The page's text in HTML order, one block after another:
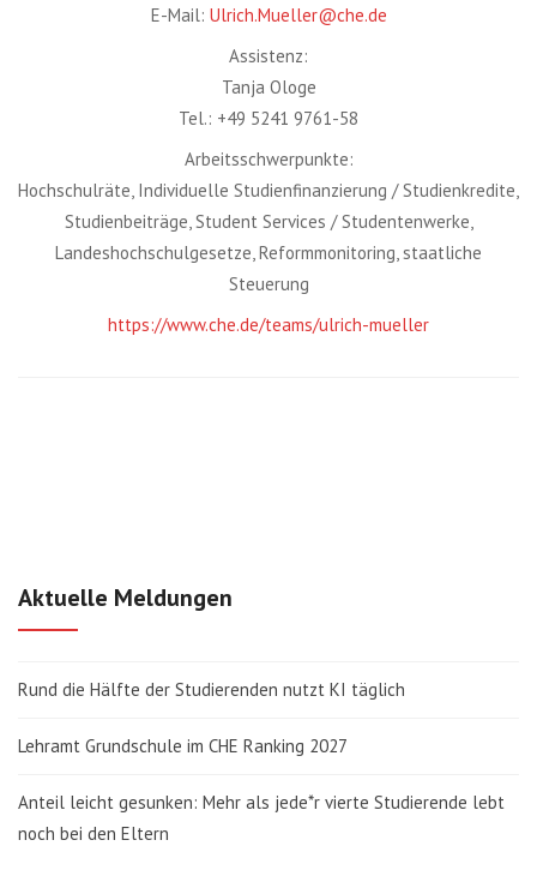
E-Mail: Ulrich.Mueller@che.de
Assistenz:
Tanja Ologe
Tel.: +49 5241 9761-58
Arbeitsschwerpunkte:
Hochschulräte, Individuelle Studienfinanzierung / Studienkredite,
Studienbeiträge, Student Services / Studentenwerke,
Landeshochschulgesetze, Reformmonitoring, staatliche
Steuerung
https://www.che.de/teams/ulrich-mueller
Aktuelle Meldungen
Rund die Hälfte der Studierenden nutzt KI täglich
Lehramt Grundschule im CHE Ranking 2027
Anteil leicht gesunken: Mehr als jede*r vierte Studierende lebt
noch bei den Eltern